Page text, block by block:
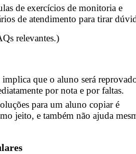
de exercícios de monitoria e
de atendimento para tirar
relevantes.)
implica que o aluno será
por nota e por faltas.
para um aluno copiar é
jeito, e também não ajuda